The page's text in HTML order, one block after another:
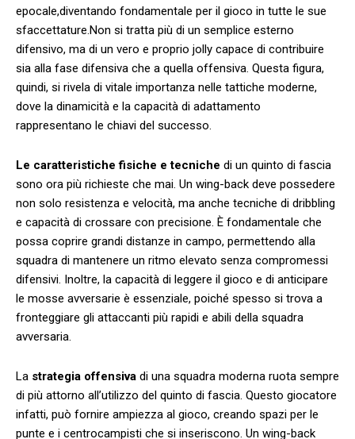
⁢epocale,diventando fondamentale per il gioco in ⁢tutte le sue
sfaccettature.Non si​ tratta più di un semplice esterno
difensivo, ma di un⁣ vero e proprio jolly capace di contribuire
sia⁤ alla​ fase difensiva che a quella offensiva. Questa figura,
quindi, si rivela di vitale ‌importanza ‍nelle tattiche moderne,
dove la dinamicità e la capacità di ⁣adattamento
rappresentano ‌le chiavi del successo.
Le caratteristiche fisiche e tecniche di un ⁢quinto ⁤di fascia
sono ora più richieste che mai. Un wing-back deve possedere
non solo resistenza e velocità, ma anche tecniche di dribbling
e ⁤capacità di crossare con precisione. È fondamentale che
possa coprire grandi‌ distanze in campo, permettendo alla
squadra di mantenere un⁢ ritmo elevato senza ⁢compromessi
difensivi. Inoltre, la capacità di leggere il gioco e di anticipare
le mosse avversarie è essenziale, poiché spesso si trova a​
fronteggiare gli attaccanti più rapidi e abili ‌della squadra⁢
avversaria.
La strategia offensiva di una squadra moderna⁣ ruota sempre
di più ⁢attorno all’utilizzo del quinto di fascia. Questo giocatore
⁤infatti, può fornire ampiezza al gioco, creando spazi per le
⁢punte e i centrocampisti che si inseriscono. Un wing-back